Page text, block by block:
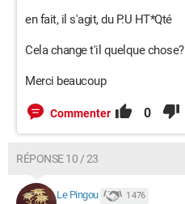
en fait, il s'agit, du P.U HT*Qté
Cela change t'il quelque chose?
Merci beaucoup
Commenter 0
RÉPONSE 10 / 23
Le Pingou 1 476